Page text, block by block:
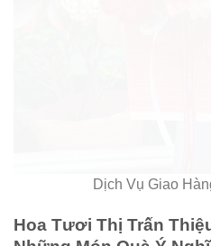
Dịch Vụ Giao
Hoa Tươi Thị Trấn